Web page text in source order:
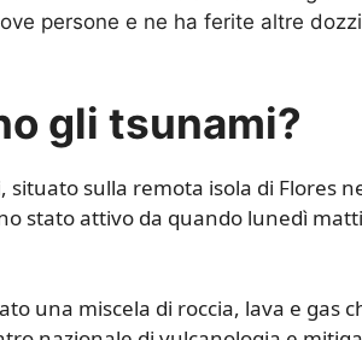
persone e ne ha ferite altre
gli tsunami?
situato sulla remota isola di Flores
stato attivo da quando lunedì
una miscela di roccia, lava e gas